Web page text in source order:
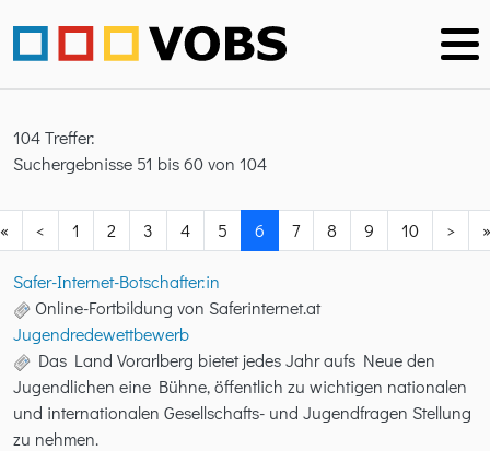
104 Treffer:
Suchergebnisse 51 bis 60 von 104
« < 1 2 3 4 5 6 7 8 9 10 > »
Safer-Internet-Botschafter:in
Online-Fortbildung von Saferinternet.at
Jugendredewettbewerb
Das Land Vorarlberg bietet jedes Jahr aufs Neue den
Jugendlichen eine Bühne, öffentlich zu wichtigen nationalen
und internationalen Gesellschafts- und Jugendfragen Stellung
zu nehmen.